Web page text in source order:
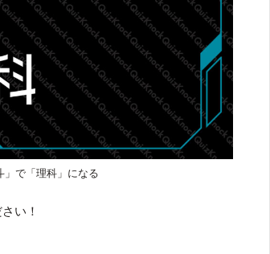
で「理科」になる
い！